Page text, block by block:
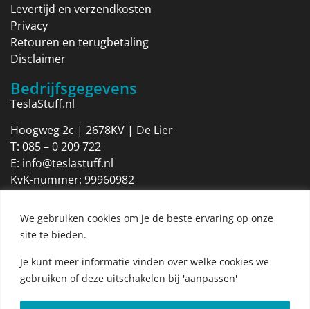
We gebruiken cookies om je de beste ervaring op onze
site te bieden.
Je kunt meer informatie vinden over welke cookies we
gebruiken of deze uitschakelen bij 'aanpassen'
Levertijd en verzendkosten
Privacy
Retouren en terugbetaling
Disclaimer
Bedrijfsgegevens
TeslaStuff.nl
Hoogweg 2c | 2678KV | De Lier
T: 085 – 0 209 722
E: info@teslastuff.nl
KvK-nummer: 99960982
Openingstijden
Maandag 09:00 tot 17:30
Dinsdag 09:00 tot 17:30
Woensdag 09:00 tot 17:30